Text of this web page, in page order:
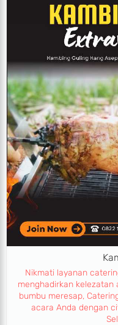
Nikmati layanan
menghadirkan kelezatan
bumbu meresap,
acara Anda dengan